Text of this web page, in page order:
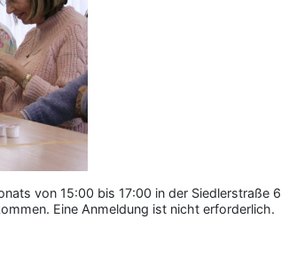
von 15:00 bis 17:00 in der Siedlerstraße
Eine Anmeldung ist nicht erforderlich.